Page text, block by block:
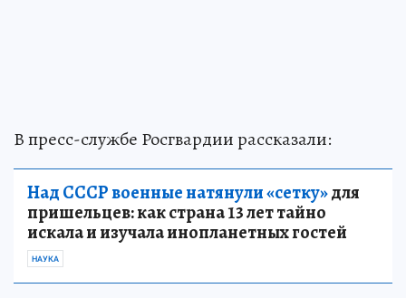
В пресс-службе Росгвардии рассказали:
Над СССР военные натянули «сетку»для
пришельцев: как страна 13 лет тайно
искала и изучала инопланетных гостей
НАУКА